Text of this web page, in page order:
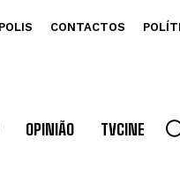
CONTACTOS
OPINIÃO TVCINE